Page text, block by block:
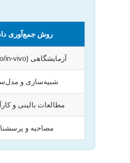
روش جمع‌آوری
آزمایشگاهی (in-vitro/in-vivo)
شبیه‌سازی و
مطالعات بالینی و
مصاحبه و